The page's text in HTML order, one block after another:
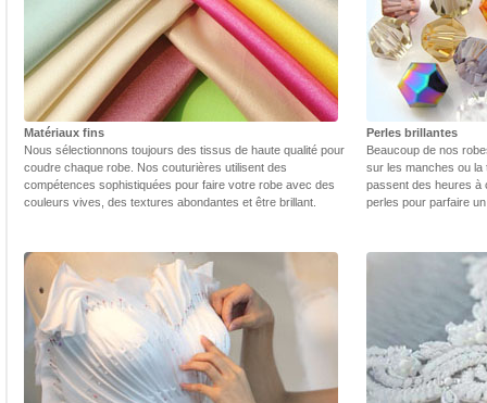
Matériaux fins
Nous sélectionnons toujours des tissus de haute qualité pour
coudre chaque robe. Nos couturières utilisent des
compétences sophistiquées pour faire votre robe avec des
couleurs vives, des textures abondantes et être brillant.
Perles brillantes
Beaucoup de nos
sur les manches ou la
passent des heures à
perles pour parfaire